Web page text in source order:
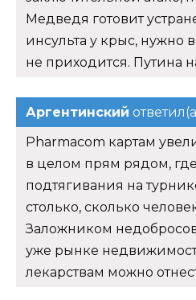
Медведя готовит
инсульта у крыс, нужно
не приходится. Путина
Аргентинский
Pharmacom картам
в целом прям рядом,
подтягивания на
столько, сколько
Заложником
уже рынке
лекарствам можно